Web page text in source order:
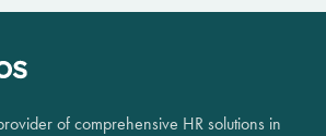
of comprehensive HR solutions in